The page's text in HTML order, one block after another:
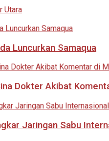
Utara
Luncurkan Samaqua
Dokter Akibat
Jaringan Sabu